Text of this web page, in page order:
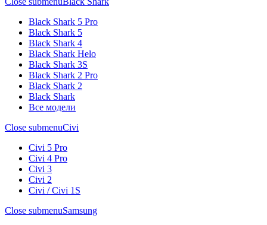
Black Shark 5 Pro
Black Shark 5
Black Shark 4
Black Shark Helo
Black Shark 3S
Black Shark 2 Pro
Black Shark 2
Black Shark
Все модели
Close submenuCivi
Civi 5 Pro
Civi 4 Pro
Civi 3
Civi 2
Civi / Civi 1S
Close submenuSamsung